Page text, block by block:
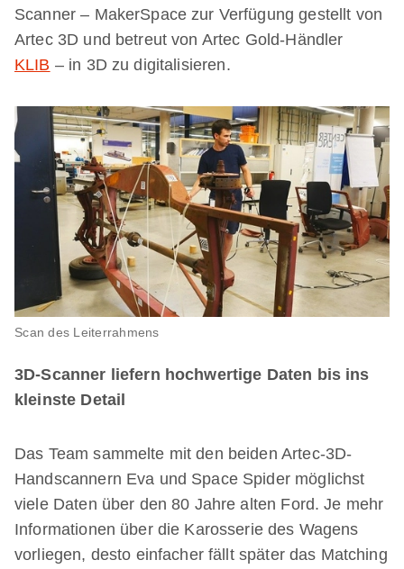
Scanner – MakerSpace zur Verfügung gestellt von
Artec 3D und betreut von Artec Gold-Händler
KLIB – in 3D zu digitalisieren.
Scan des Leiterrahmens
3D-Scanner liefern hochwertige Daten bis ins
kleinste Detail
Das Team sammelte mit den beiden Artec-3D-
Handscannern Eva und Space Spider möglichst
viele Daten über den 80 Jahre alten Ford. Je mehr
Informationen über die Karosserie des Wagens
vorliegen, desto einfacher fällt später das Matching